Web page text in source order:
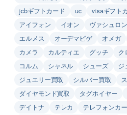
jcbギフトカード
uc visaギフト
アイフォン
イオン ヴァシュロ
エルメス
オーデマピゲ オメガ
カメラ
カルティエ グッチ ク
コルム
シャネル シューズ
ジ
ジュエリー買取
シルバー買取
ダイヤモンド買取
タグホイヤー
デイトナ
テレカ テレフォンカ